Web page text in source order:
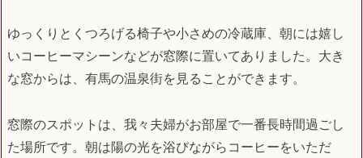
ゆっくりとくつろげる椅子や小さめの冷蔵庫、朝には嬉し
いコーヒーマシーンなどが窓際に置いてありました。大き
な窓からは、有馬の温泉街を見ることができます。
窓際のスポットは、我々夫婦がお部屋で一番長時間過ごし
た場所です。朝は陽の光を浴びながらコーヒーをいただ